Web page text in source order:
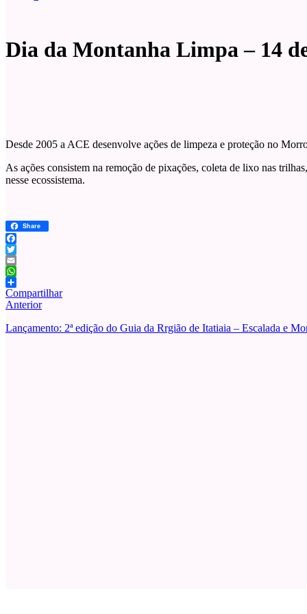
Dia da Montanha Limpa – 14
Desde 2005 a ACE desenvolve ações de limpeza e proteção no
As ações consistem na remoção de pixações, coleta de lixo nas
nesse ecossistema.
Share
Facebook
Twitter
Email
WhatsApp
Compartilhar
Anterior
Lançamento: 2ª edição do Guia da Rrgião de Itatiaia – Escalada e